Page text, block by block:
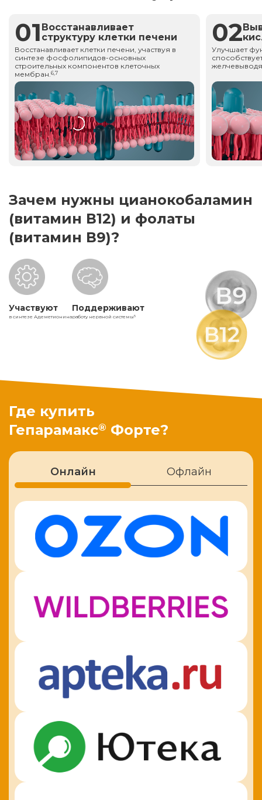
01 Восстанавливает
структуру клетки печени
Восстанавливает клетки печени, участвуя в
синтезе фосфолипидов-основных
строительных компонентов клеточных
мембран.6,7
02
Улучшает
Зачем нужны цианокобаламин
(витамин В12) и фолаты
(витамин В9)?
Участвуют
в синтезе Адеметионина
Поддерживают
работу нервной системы5
Где купить
Гепарамакс® Форте?
Онлайн Офлайн